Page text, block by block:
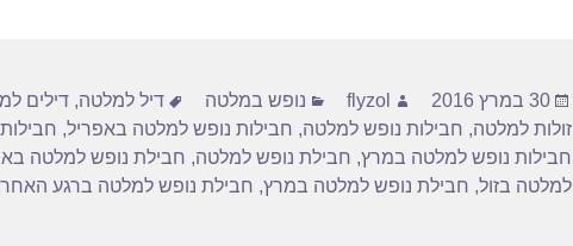
o
o
k
o
n
פורסם
בתאריך
30 במרץ 2016 מחבר
flyzol קטגוריות
נופש במלטה תגיות
דיל למלטה,דילים
זולות למלטה, חבילות נופש למלטה, חבילות נופש למלטה באפריל,
חבילות נופש למלטה במרץ, חבילת נופש למלטה, חבילת נופש למלטה
למלטה בזול, חבילת נופש למלטה במרץ, חבילת נופש למלטה ברגע